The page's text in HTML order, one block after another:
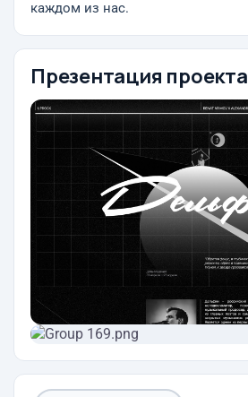
каждом из нас.
Презентация проекта